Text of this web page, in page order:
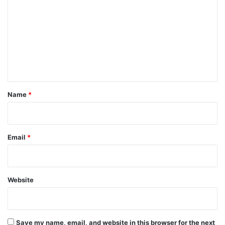
*
Name *
Email *
Website
Save my name, email, and website in this browser for the next